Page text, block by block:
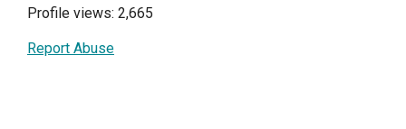
Profile views: 2,665
Report Abuse